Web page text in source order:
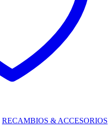
RECAMBIOS & ACCESORIOS